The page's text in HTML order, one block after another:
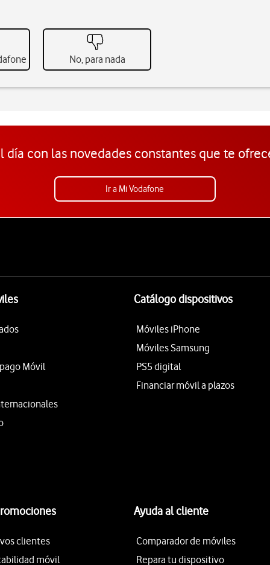
No, para nada
día con las novedades constantes que te
Ir a Mi Vodafone
Móvil
Catálogo dispositivos
Móviles iPhone
Móviles Samsung
PS5 digital
Financiar móvil a plazos
clientes
móvil
Ayuda al cliente
Comparador de móviles
Repara tu dispositivo